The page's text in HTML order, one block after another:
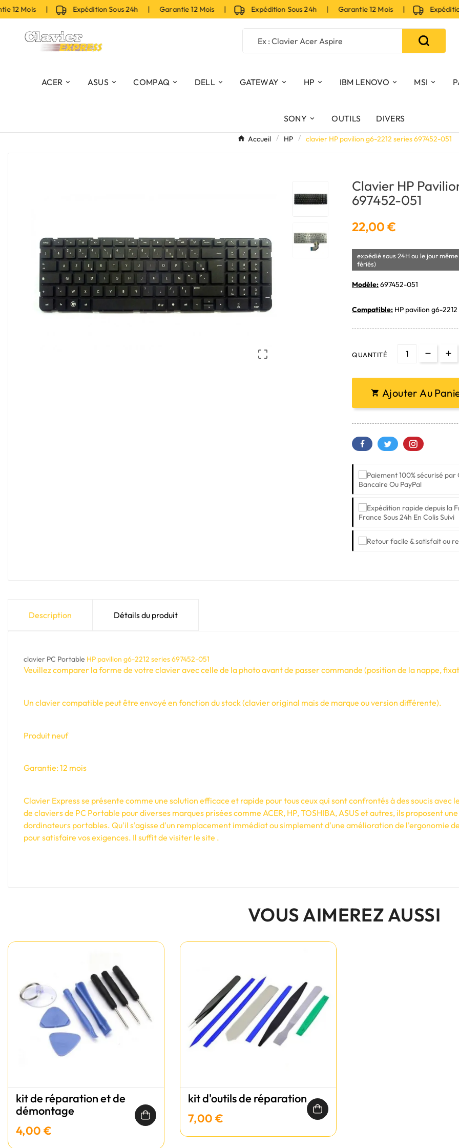
Mois | Expédition Sous 24h | Garantie 12 Mois | Expédition Sous 24h | Garantie 12 Mois | Expédition
ACER ASUS COMPAQ DELL GATEWAY HP IBM LENOVO MSI
SONY OUTILS DIVERS
Accueil HP clavier HP pavilion g6-2212 series 697452-051

Clavier HP
697452-051
22,00 €
expédié sous 24H ou le jour
fériés)
Modèle:697452-051
Compatible: HP pavilion g6-
QUANTITÉ
 Ajouter Au
Bancaire Ou PayPal
France Sous 24h En Colis Suivi
Description Détails du produit
clavier PC Portable HP pavilion g6-2212 series 697452-051
Veuillez comparer la forme de votre clavier avec celle de la photo avant de passer commande (position de la nappe,
Un clavier compatible peut être envoyé en fonction du stock (clavier original mais de marque ou version différente).
Produit neuf
Garantie: 12 mois
Clavier Express se présente comme une solution efficace et rapide pour tous ceux qui sont confrontés à des soucis
de claviers de PC Portable pour diverses marques prisées comme ACER, HP, TOSHIBA, ASUS et autres, ils proposent
dordinateurs portables. Qu'il s'agisse d'un remplacement immédiat ou simplement d'une amélioration de l'ergonomie
pour satisfaire vos exigences. Il suffit de visiter le site .
VOUS AIMEREZ AUSSI
kit de réparation et de
démontage
4,00 €
kit d'outils de réparation
7,00 €